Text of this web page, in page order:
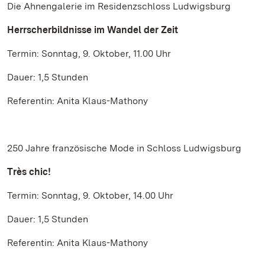
Die Ahnengalerie im Residenzschloss Ludwigsburg
Herrscherbildnisse im Wandel der Zeit
Termin: Sonntag, 9. Oktober, 11.00 Uhr
Dauer: 1,5 Stunden
Referentin: Anita Klaus-Mathony
250 Jahre französische Mode in Schloss Ludwigsburg
Très chic!
Termin: Sonntag, 9. Oktober, 14.00 Uhr
Dauer: 1,5 Stunden
Referentin: Anita Klaus-Mathony